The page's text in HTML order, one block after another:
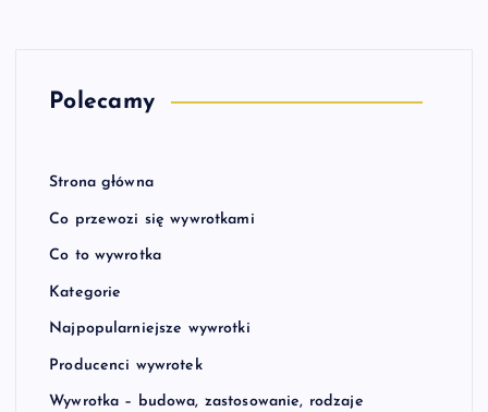
Polecamy
Strona główna
Co przewozi się wywrotkami
Co to wywrotka
Kategorie
Najpopularniejsze wywrotki
Producenci wywrotek
Wywrotka – budowa, zastosowanie, rodzaje